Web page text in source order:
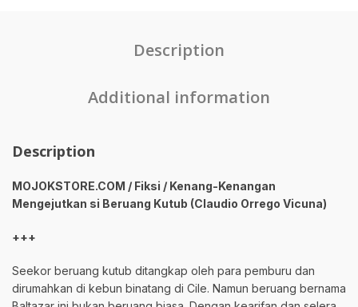
Description
Additional information
Description
MOJOKSTORE.COM / Fiksi / Kenang-Kenangan
Mengejutkan si Beruang Kutub (Claudio Orrego Vicuna)
+++
Seekor beruang kutub ditangkap oleh para pemburu dan
dirumahkan di kebun binatang di Cile. Namun beruang bernama